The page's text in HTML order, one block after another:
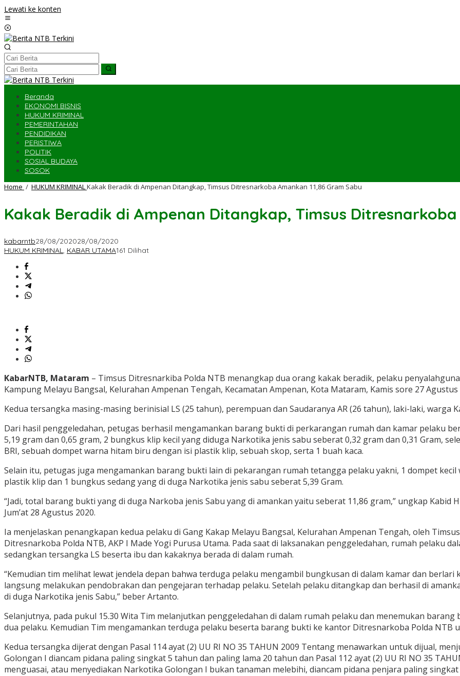
Lewati ke konten
Beranda
EKONOMI BISNIS
HUKUM KRIMINAL
PEMERINTAHAN
PENDIDIKAN
PERISTIWA
POLITIK
SOSIAL BUDAYA
SOSOK
Home / HUKUM KRIMINALKakak Beradik di Ampenan Ditangkap, Timsus Ditresnarkoba Amankan 11,86 Gram Sabu
Kakak Beradik di Ampenan Ditangkap, Timsus Ditresnarkoba
kabarntb28/08/202028/08/2020
HUKUM KRIMINAL, KABAR UTAMA161 Dilihat
KabarNTB, Mataram – Timsus Ditresnarkiba Polda NTB menangkap dua orang kakak beradik, pelaku
Kampung Melayu Bangsal, Kelurahan Ampenan Tengah, Kecamatan Ampenan, Kota Mataram, Kamis sore 27 Agustus
Kedua tersangka masing-masing berinisial LS (25 tahun), perempuan dan Saudaranya AR (26 tahun), laki-laki, warga
Dari hasil penggeledahan, petugas berhasil mengamankan barang bukti di perkarangan rumah dan kamar pelaku
5,19 gram dan 0,65 gram, 2 bungkus klip kecil yang diduga Narkotika jenis sabu seberat 0,32 gram dan 0,31 Gram,
BRI, sebuah dompet warna hitam biru dengan isi plastik klip, sebuah skop, serta 1 buah kaca.
Selain itu, petugas juga mengamankan barang bukti lain di pekarangan rumah tetangga pelaku yakni, 1 dompet
plastik klip dan 1 bungkus sedang yang di duga Narkotika jenis sabu seberat 5,39 Gram.
“Jadi, total barang bukti yang di duga Narkoba jenis Sabu yang di amankan yaitu seberat 11,86 gram,” ungkap Kabid
Jum’at 28 Agustus 2020.
Ia menjelaskan penangkapan kedua pelaku di Gang Kakap Melayu Bangsal, Kelurahan Ampenan Tengah, oleh
Ditresnarkoba Polda NTB, AKP I Made Yogi Purusa Utama. Pada saat di laksanakan penggeledahan, rumah pelaku
sedangkan tersangka LS beserta ibu dan kakaknya berada di dalam rumah.
“Kemudian tim melihat lewat jendela depan bahwa terduga pelaku mengambil bungkusan di dalam kamar dan
langsung melakukan pendobrakan dan pengejaran terhadap pelaku. Setelah pelaku ditangkap dan berhasil di
di duga Narkotika jenis Sabu,” beber Artanto.
Selanjutnya, pada pukul 15.30 Wita Tim melanjutkan penggeledahan di dalam rumah pelaku dan menemukan
dua pelaku. Kemudian Tim mengamankan terduga pelaku beserta barang bukti ke kantor Ditresnarkoba Polda NTB
Kedua tersangka dijerat dengan Pasal 114 ayat (2) UU RI NO 35 TAHUN 2009 Tentang menawarkan untuk dijual,
Golongan I diancam pidana paling singkat 5 tahun dan paling lama 20 tahun dan Pasal 112 ayat (2) UU RI NO 35
menguasai, atau menyediakan Narkotika Golongan I bukan tanaman melebihi, diancam pidana penjara paling